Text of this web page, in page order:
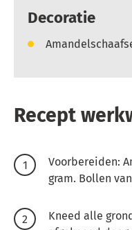
Decoratie
Recept
Voorbereiden:
gram. Bollen
Kneed alle